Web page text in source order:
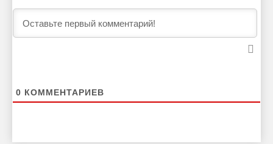
0 КОММЕНТАРИЕВ